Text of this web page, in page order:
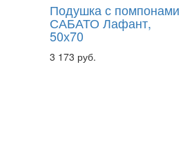
Подушка с помпонами
САБАТО Лафант,
50х70
3 173 руб.